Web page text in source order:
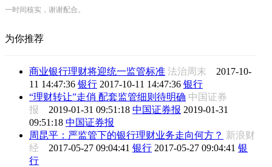
一时间核实，谢谢配合。
为你推荐
商业银行理财将迎统一监管标准 法治周末 2017-10-
11 14:47:36 银行 2017-10-11 14:47:36 银行
“理财转让”走俏 配套监管细则待明确 中国证券
报 2019-01-31 09:51:18 中国证券报 2019-01-31
09:51:18 中国证券报
周昆平：严监管下的银行理财业务走向何方？ 新浪财
经 2017-05-27 09:04:41 银行 2017-05-27 09:04:41 银
行